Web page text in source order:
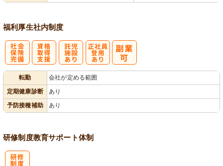
福利厚生社内制度
転勤
会社が定める範囲
定期健康診断
あり
予防接種補助
あり
研修制度教育サポート体制